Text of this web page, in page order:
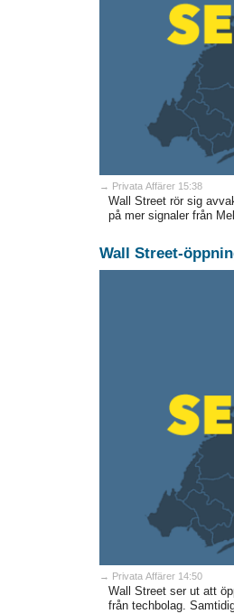
→ Privata Affärer 15:38
Wall Street rör sig
på mer signaler från
Wall Street-
→ Privata Affärer 14:50
Wall Street ser ut att
från techbolag.